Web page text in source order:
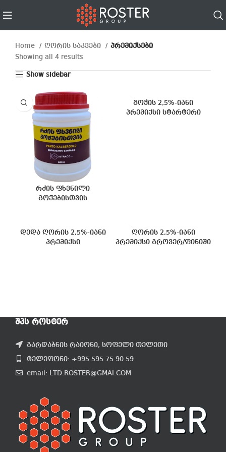
Home ღორის საკვები
პრემიქსები
Showing all 4 results
Show sidebar
რძის ფხვნილი
გოჭებისთვის
გოჭის 2,5%-იანი
პრემიქსი სტარტერი
დედა ღორის 2,5%-იანი
პრემიქსი
ღორის 2,5%-იანი
პრემიქსი გროვერ/ფინიში
ᲨᲞᲡ ᲠᲝᲡᲢᲔᲠ
გარდაბნის რაიონი, სოფელი თელეთი
ტელეფონი: +995 595 75 90 59
email: LTD.ROSTER@GMAI.COM